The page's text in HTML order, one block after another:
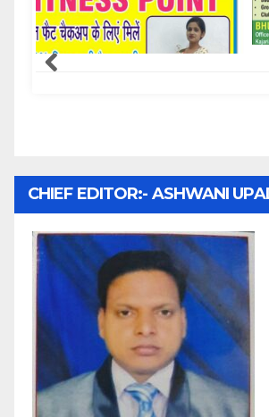
Samachar Express
CHIEF EDITOR:- ASHWANI